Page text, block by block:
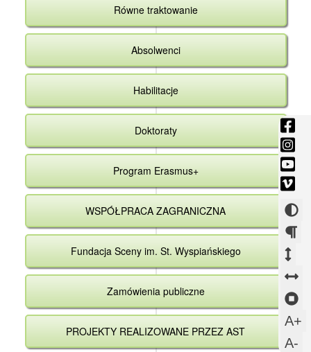
-
się
w
-
się
w
-
się
w
się
w
A+
A-
Równe traktowanie
Absolwenci
Habilitacje
Doktoraty
Program Erasmus+
WSPÓŁPRACA ZAGRANICZNA
Fundacja Sceny im. St. Wyspiańskiego
Zamówienia publiczne
PROJEKTY REALIZOWANE PRZEZ AST